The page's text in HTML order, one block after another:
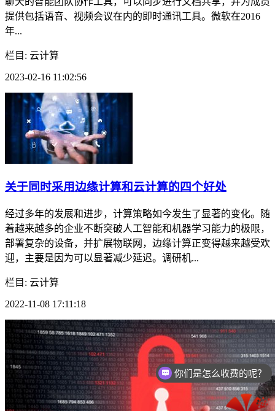
提供包括语音、视频会议在内的即时通讯工具。微软在2016
年...
栏目: 云计算
2023-02-16 11:02:56
关于同时采用边缘计算和云计算的四个好处
经过多年的发展和进步，计算策略如今发生了显著的变化。随
着越来越多的企业不断突破人工智能和机器学习能力的极限，
部署复杂的设备，并扩展物联网，边缘计算正变得越来越受欢
迎，主要是因为可以显著减少延迟。调研机...
栏目: 云计算
2022-11-08 17:11:18
你们是怎么收费的呢？
现在有优惠活动么？